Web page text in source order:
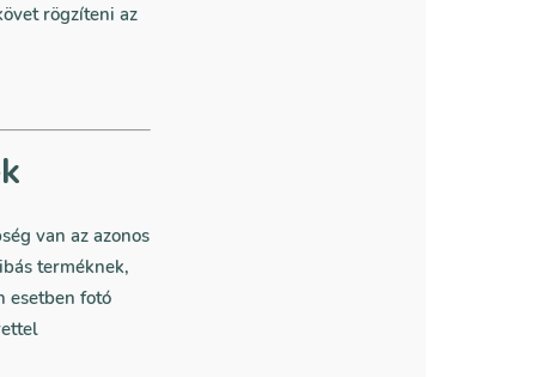
rögzíteni az
van az azonos
terméknek,
esetben fotó